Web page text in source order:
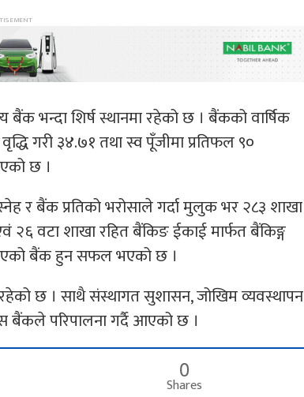
भन्दा शिर्ष स्थानमा रहेको छ । बैंकको वार्षिक
गरी ३४.७१ तथा स्व पूँजीमा प्रतिफल ९०
छ ।
र बैंक प्रतिको भरोसाले गर्दा मुलुक भर २८३ शाखा
२६ वटा शाखा रहित बैंकिङ ईकाई मार्फत बैंकिङ्ग
बैंक हुन सफल भएको छ ।
छ । साथै संस्थागत सुशासन, जोखिम व्यवस्थापन
बैंकले परिपालना गर्दै आएको छ ।
0
Shares